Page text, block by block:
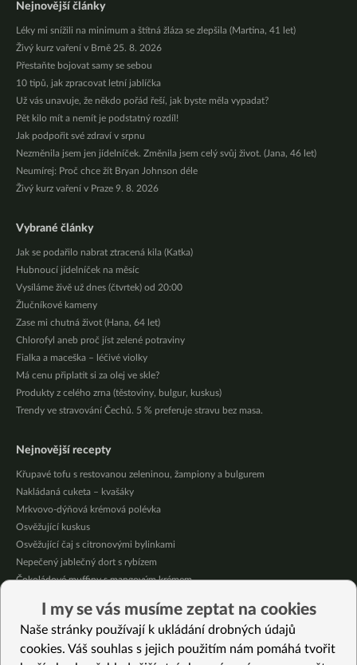
Nejnovější články
Léky mi snížili na minimum a štítná žláza se zlepšila (Martina, 41 let)
Živý kurz vaření v Brně 25. 8. 2026
Přestaňte bojovat samy se sebou
10 tipů, jak zpracovat letní jablíčka
Už vás unavuje, že někdo pořád řeší, jak byste měla vypadat?
Pět kilo mít a nemít je podstatný rozdíl!
Jak podpořit své zdraví v srpnu
Nezměnila jsem jen jídelníček. Změnila jsem celý svůj život. (Jana, 46 let)
Neumírej: Proč chce žít Bryan Johnson déle
Živý kurz vaření v Praze 9. 8. 2026
Vybrané články
Jak se podařilo nabrat ztracená kila (Katka)
Hubnoucí jídelníček na měsíc
Vysíláme živě už dnes (čtvrtek) od 20:00
Žlučníkové kameny
Zase mi chutná život (Hana, 64 let)
Chlorofyl aneb proč jíst zelené potraviny
Fialka a maceška – léčivé violky
Má cenu připlatit si za olej ve skle?
Produkty z celého zrna (těstoviny, bulgur, kuskus)
Trendy ve stravování Čechů. 5 % preferuje stravu bez masa.
Nejnovější recepty
Křupavé tofu s restovanou zeleninou, žampiony a bulgurem
Nakládaná cuketa – kvašáky
Mrkvovo-dýňová krémová polévka
Osvěžující kuskus
Osvěžující čaj s citronovými bylinkami
Nepečený jablečný dort s rybízem
Čokoládové muffiny s mangovým krémem
Krémová zeleninová polévka s koprem a vločkami
Celozrnná rýže basmati se zeleninou
I my se vás musíme zeptat na cookies
Naše stránky používají k ukládání drobných údajů
cookies. Váš souhlas s jejich použitím nám pomáhá tvořit